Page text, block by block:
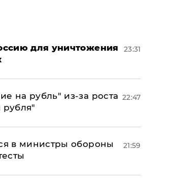
для уничтожения
23:31
на рубль" из-за роста
рубля"
22:47
в министры обороны
21:59